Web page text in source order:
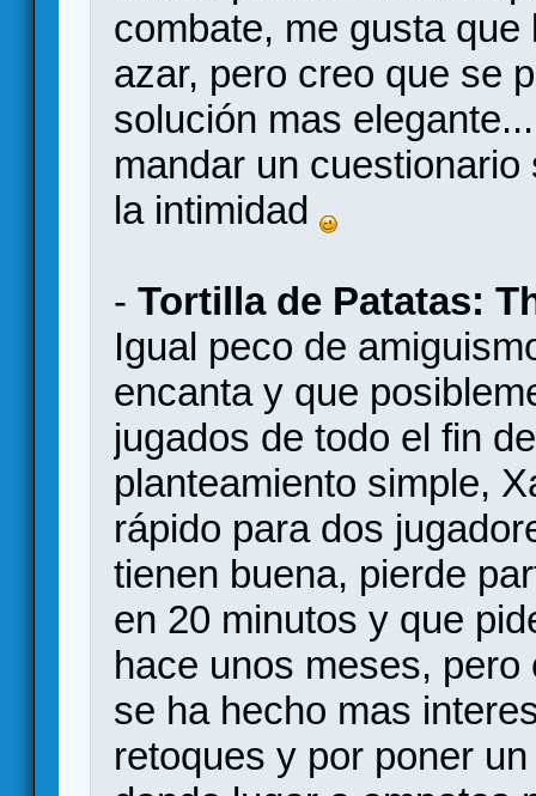
combate, me gusta
azar, pero creo que se
solución mas
mandar un
la intimidad
-Tortilla de Patatas:
Igual peco de
encanta y que
jugados de todo el fin
planteamiento simple,
rápido para dos
tienen buena, pierde
en 20 minutos y que
hace unos meses,
se ha hecho mas
retoques y por poner